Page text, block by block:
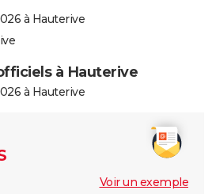
à Hauterive
à Hauterive
à Hauterive
Voir un exemple